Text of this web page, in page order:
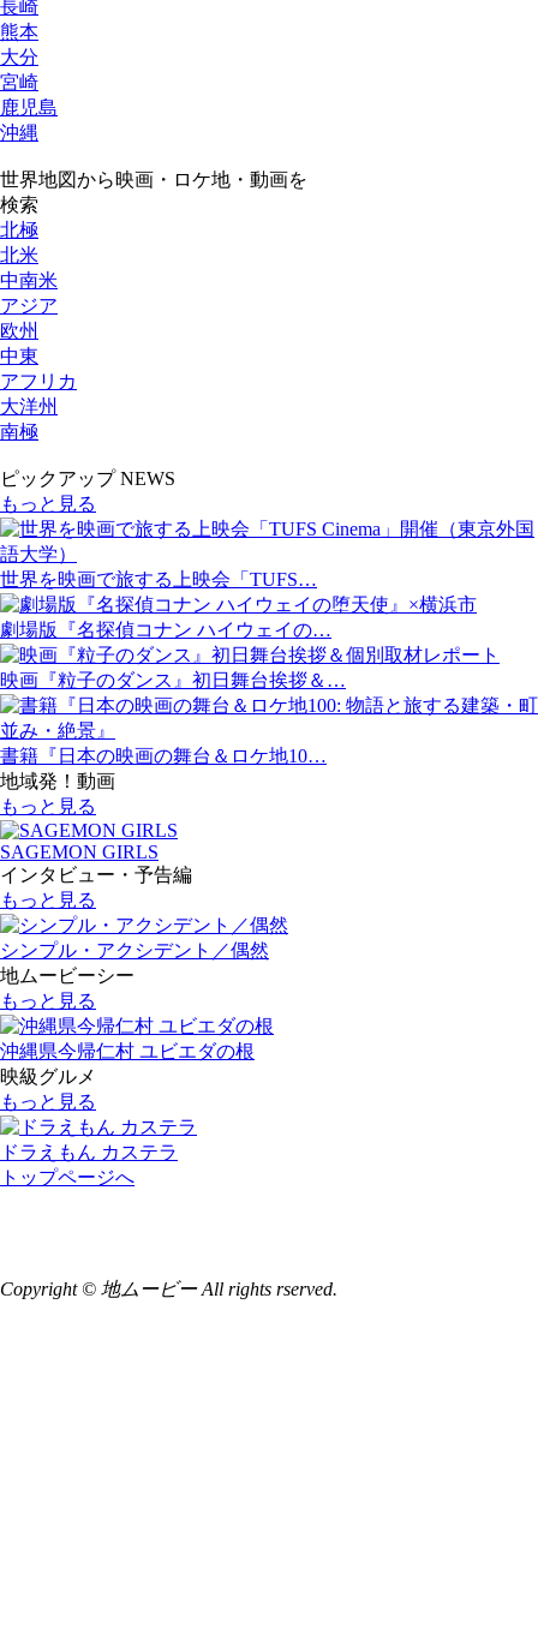
長崎
熊本
大分
宮崎
鹿児島
沖縄
世界地図から映画・ロケ地・動画を
検索
北極
北米
中南米
アジア
欧州
中東
アフリカ
大洋州
南極
ピックアップ NEWS
もっと見る
世界を映画で旅する上映会「TUFS…
劇場版『名探偵コナン ハイウェイの…
映画『粒子のダンス』初日舞台挨拶＆…
書籍『日本の映画の舞台＆ロケ地10…
地域発！動画
もっと見る
SAGEMON GIRLS
インタビュー・予告編
もっと見る
シンプル・アクシデント／偶然
地ムービーシー
もっと見る
沖縄県今帰仁村 ユビエダの根
映級グルメ
もっと見る
ドラえもん カステラ
トップページへ
Copyright © 地ムービー All rights rserved.